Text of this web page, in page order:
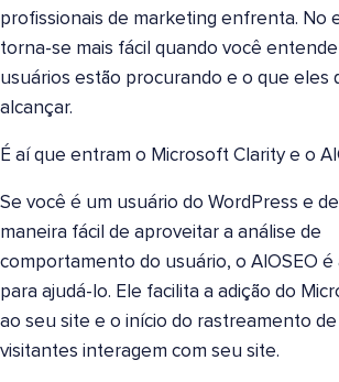
profissionais de marketing enfrenta. No
torna-se mais fácil quando você
usuários estão procurando e o que eles
alcançar.
É aí que entram o Microsoft Clarity e o
Se você é um usuário do WordPress e
maneira fácil de aproveitar a análise de
comportamento do usuário, o AIOSEO
para ajudá-lo. Ele facilita a adição do
ao seu site e o início do rastreamento
visitantes interagem com seu site.